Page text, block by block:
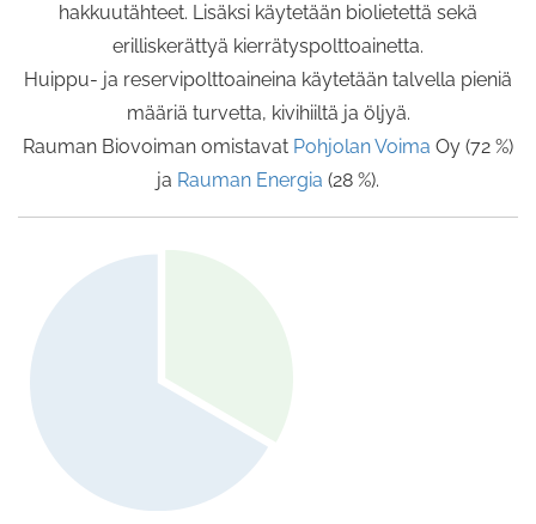
hakkuutähteet. Lisäksi käytetään biolietettä sekä
erilliskerättyä kierrätyspolttoainetta.
Huippu- ja reservipolttoaineina käytetään talvella pieniä
määriä turvetta, kivihiiltä ja öljyä.
Rauman Biovoiman omistavat Pohjolan Voima Oy (72 %)
ja Rauman Energia (28 %).